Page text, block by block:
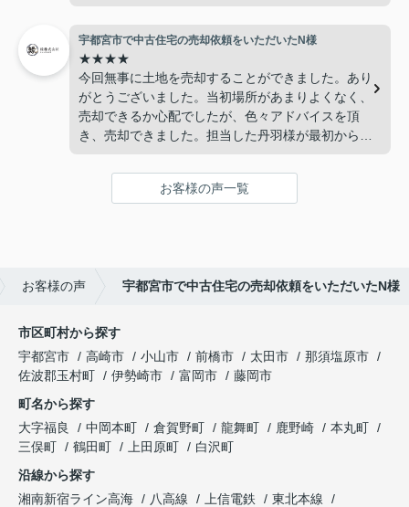
宇都宮市で中古住宅の売却依頼をいただいたN様
★★★★
今回無事に土地を売却することができました。あり
がとうございました。当初場所があまりよくなく、
売却できるか心配でしたが、色々アドバイスを頂
き、売却できました。担当した丹羽様が最初から最
お客様の声一覧
お客様の声 宇都宮市で中古住宅の売却依頼をいただいたN様
市区町村から探す
宇都宮市
高崎市 小山市 前橋市 太田市
那須塩原市
佐波郡玉村町
伊勢崎市 富岡市
藤岡市
町名から探す
大字福良
中岡本町 倉賀野町 龍舞町 鹿野崎
本丸町
三俣町
鶴田町 上田原町
白沢町
沿線から探す
湘南新宿ライン高海
八高線 上信電鉄
東北本線